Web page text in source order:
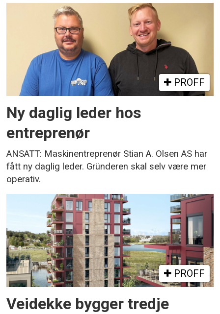
PROFF
Ny daglig leder hos
entreprenør
ANSATT: Maskinentreprenør Stian A. Olsen AS har
fått ny daglig leder. Gründeren skal selv være mer
operativ.
PROFF
Veidekke bygger tredje